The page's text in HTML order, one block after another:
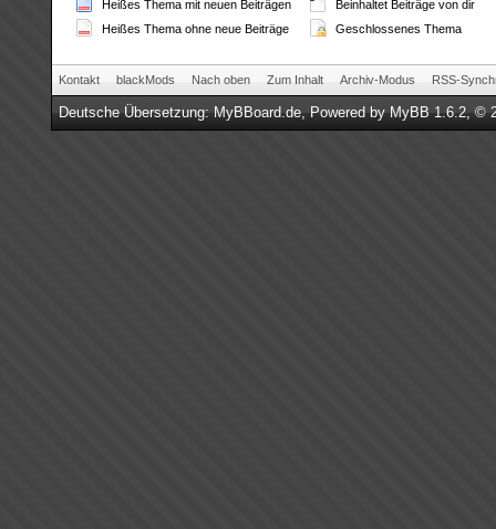
Heißes Thema mit neuen Beiträgen
Heißes Thema ohne neue Beiträge
Beinhaltet Beiträge von dir
Geschlossenes Thema
Kontakt blackMods Nach oben Zum Inhalt Archiv-Modus RSS-
Deutsche Übersetzung:MyBBoard.de, Powered byMyBB 1.6.2, ©